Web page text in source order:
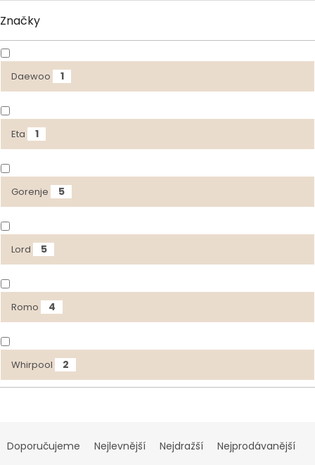
Značky
Daewoo 1
Eta 1
Gorenje 5
Lord 5
Romo 4
Whirpool 2
aDoporučujeme Nejlevnější Nejdražší
Nejprodávanější